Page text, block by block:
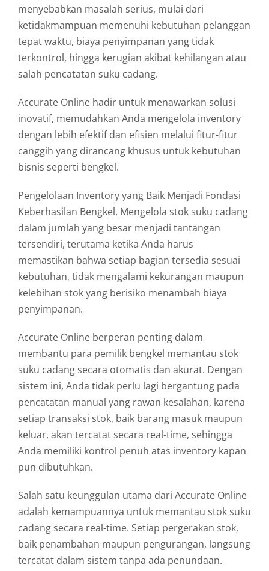
menyebabkan masalah serius, mulai dari
ketidakmampuan memenuhi kebutuhan pelanggan
tepat waktu, biaya penyimpanan yang tidak
terkontrol, hingga kerugian akibat kehilangan atau
salah pencatatan suku cadang.
Accurate Online hadir untuk menawarkan solusi
inovatif, memudahkan Anda mengelola inventory
dengan lebih efektif dan efisien melalui fitur-fitur
canggih yang dirancang khusus untuk kebutuhan
bisnis seperti bengkel.
Pengelolaan Inventory yang Baik Menjadi Fondasi
Keberhasilan Bengkel, Mengelola stok suku cadang
dalam jumlah yang besar menjadi tantangan
tersendiri, terutama ketika Anda harus
memastikan bahwa setiap bagian tersedia sesuai
kebutuhan, tidak mengalami kekurangan maupun
kelebihan stok yang berisiko menambah biaya
penyimpanan.
Accurate Online berperan penting dalam
membantu para pemilik bengkel memantau stok
suku cadang secara otomatis dan akurat. Dengan
sistem ini, Anda tidak perlu lagi bergantung pada
pencatatan manual yang rawan kesalahan, karena
setiap transaksi stok, baik barang masuk maupun
keluar, akan tercatat secara real-time, sehingga
Anda memiliki kontrol penuh atas inventory kapan
pun dibutuhkan.
Salah satu keunggulan utama dari Accurate Online
adalah kemampuannya untuk memantau stok suku
cadang secara real-time. Setiap pergerakan stok,
baik penambahan maupun pengurangan, langsung
tercatat dalam sistem tanpa ada penundaan.